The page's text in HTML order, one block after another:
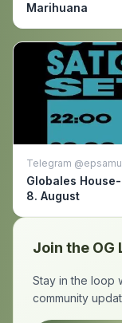
Marihuana
Telegram
Globales
8. August
Join the OG
Stay in the loop
community